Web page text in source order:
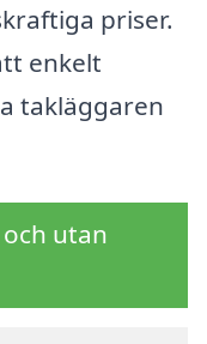
priser.
enkelt
takläggaren
utan